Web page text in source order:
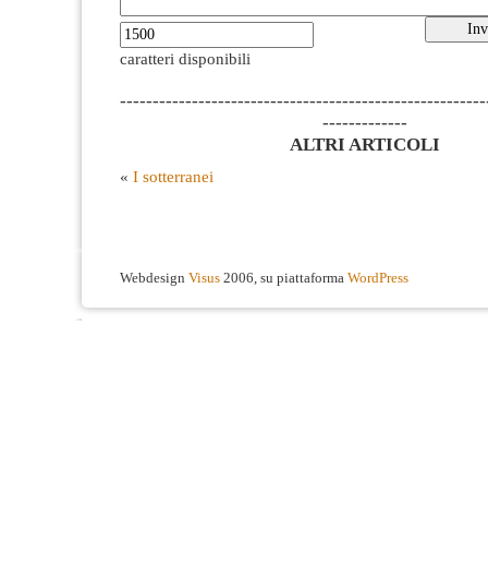
caratteri disponibili
-------------
ALTRI ARTICOLI
« I sotterranei
Webdesign Visus 2006, su piattaforma WordPress